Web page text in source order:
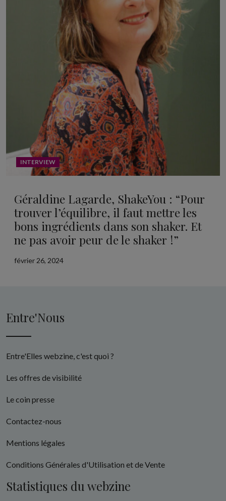
INTERVIEW
Géraldine Lagarde, ShakeYou : “Pour
trouver l’équilibre, il faut mettre les
bons ingrédients dans son shaker. Et
ne pas avoir peur de le shaker !”
février 26, 2024
Entre'Nous
Entre'Elles webzine, c'est quoi ?
Les offres de visibilité
Le coin presse
Contactez-nous
Mentions légales
Conditions Générales d'Utilisation et de Vente
Statistiques du webzine